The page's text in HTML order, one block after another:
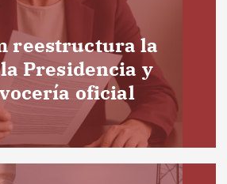
reestructura la
Presidencia y
oficial